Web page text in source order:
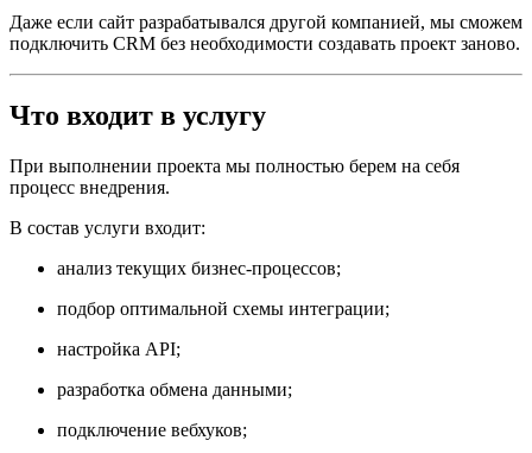
Даже если сайт разрабатывался другой компанией, мы сможем
подключить CRM без необходимости создавать проект заново.
Что входит в услугу
При выполнении проекта мы полностью берем на себя
процесс внедрения.
В состав услуги входит:
анализ текущих бизнес-процессов;
подбор оптимальной схемы интеграции;
настройка API;
разработка обмена данными;
подключение вебхуков;